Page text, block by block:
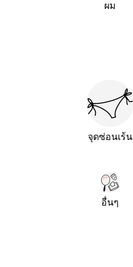
ผม
จุดซ่อนเร้น
อื่นๆ